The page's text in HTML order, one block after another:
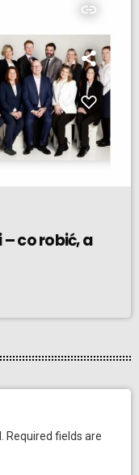
insert_link
co robić, a
Required fields are